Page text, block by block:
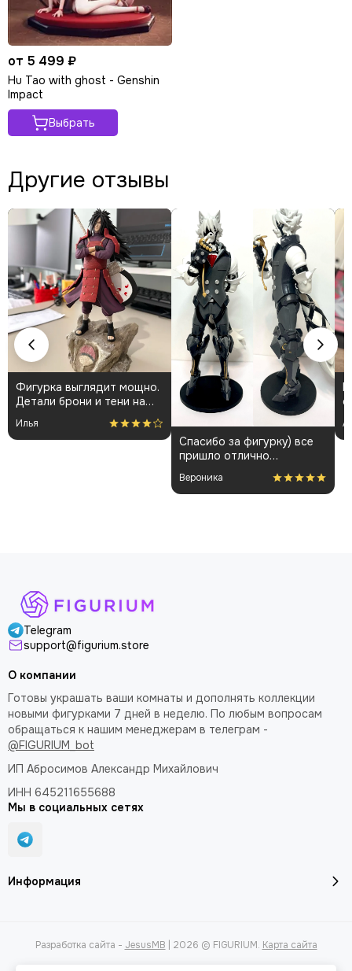
от 5 499 ₽
Hu Tao with ghost - Genshin
Impact
Выбрать
Другие отзывы
Фигурка выглядит мощно.
Детали брони и тени на
плаще проработаны
аккуратно. Пришла быстро
и без повреждений.
Илья
Спасибо за фигурку) все
пришло отлично
упакованным. Отдельная
благодарность за
покраску модели.
Вероника
Telegram
support@figurium.store
Информация
О компании
Готовы украшать ваши комнаты и дополнять коллекции
новыми фигурками 7 дней в неделю. По любым вопросам
обращаться к нашим менеджерам в телеграм -
@FIGURIUM_bot
ИП Абросимов Александр Михайлович
ИНН 645211655688
Мы в социальных сетях
Разработка сайта - JesusMB | 2026 © FIGURIUM. Карта сайта